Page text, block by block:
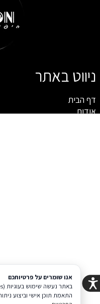
ניווט באתר
דף הבית
אודות
מדיניות פרטיות הצהרת
הודעה לבעלי האתר
אנו שומרים על פרטיותכם
התאמת תוכן אישי וביצוע